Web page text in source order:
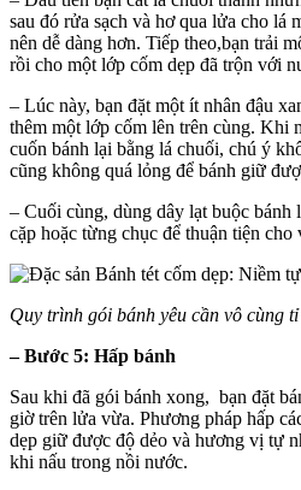
sau đó rửa sạch và hơ qua lửa cho lá
nên dễ dàng hơn. Tiếp theo,bạn trải
rồi cho một lớp cốm dẹp đã trộn với
– Lúc này, bạn đặt một ít nhân đậu
thêm một lớp cốm lên trên cùng. Khi
cuốn bánh lại bằng lá chuối, chú ý
cũng không quá lỏng để bánh giữ
– Cuối cùng, dùng dây lạt buộc bánh
cặp hoặc từng chục để thuận tiện cho
Quy trình gói bánh yêu cần vô cùng
– Bước 5: Hấp bánh
Sau khi đã gói bánh xong, bạn đặt
giờ trên lửa vừa. Phương pháp hấp
dẹp giữ được độ dẻo và hương vị tự
khi nấu trong nồi nước.